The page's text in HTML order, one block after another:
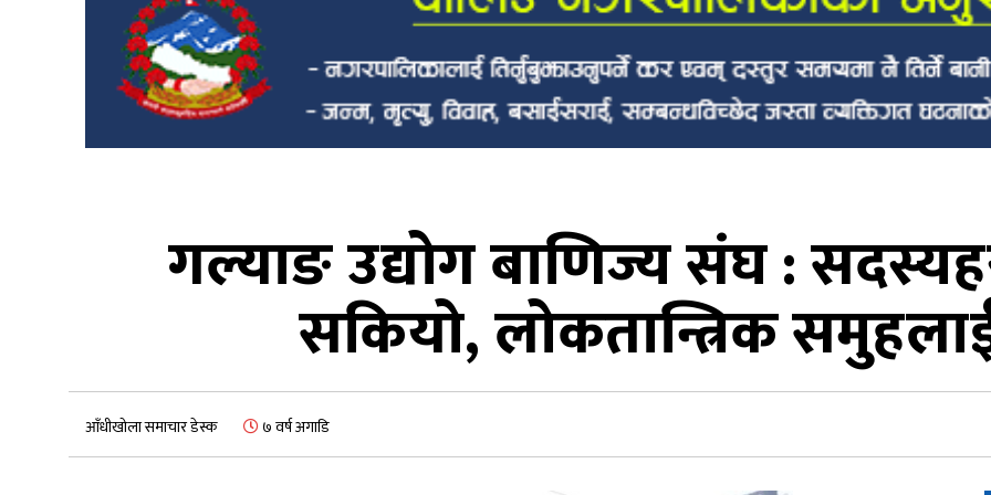
गल्याङ उद्योग बाणिज्य संघ :
सकियो, लोकतान्त्रिक
आँधीखोला समाचार डेस्क ७ वर्ष अगाडि